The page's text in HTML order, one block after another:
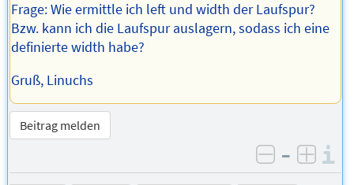
Frage: Wie ermittle ich left und width der Laufspur?
Bzw. kann ich die Laufspur auslagern, sodass ich eine
definierte width habe?
Gruß, Linuchs
Beitrag melden
negativ
–